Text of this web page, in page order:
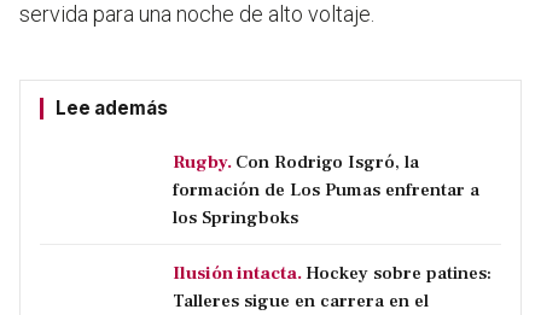
servida para una noche de alto voltaje.
Lee además
Rugby. Con Rodrigo Isgró, la
formación de Los Pumas enfrentar a
los Springboks
Ilusión intacta. Hockey sobre patines:
Talleres sigue en carrera en el